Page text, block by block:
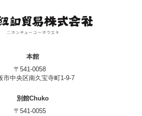
本館
〒541-0058
市中央区南久宝寺町1-9-7
別館Chuko
〒541-0055